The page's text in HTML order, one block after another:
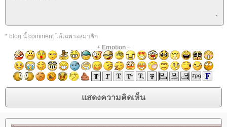
style="background-image:
url('//i394.photobucket.com/albums/pp24/kammoon3/table7/
pk2.gif'); height: 10px"></td></tr></tbody></table></td></tr>
</tbody></table>
<table border="0" cellspacing="0" cellpadding="0"
width="100%" align="center"><tbody><tr><td align="center"
<table border="0" cellspacing="0" cellpadding="0"
valign="middle"></td></tr></tbody></td></tr></tbody></td>
* blog นี้ comment ได้เฉพาะสมาชิก
+ Emotion+